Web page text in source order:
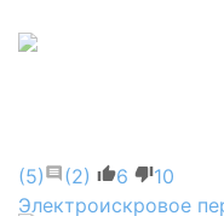
(5) (2) 6
10
Электроискровое